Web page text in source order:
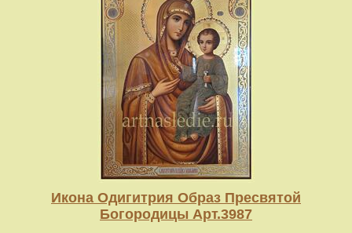
Икона Одигитрия Образ Пресвятой
Богородицы Арт.3987